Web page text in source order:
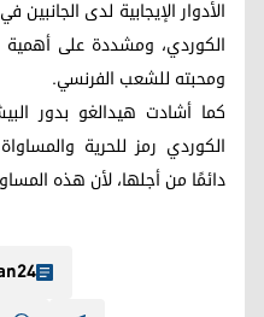
الأدوار الإيجابية لدى
الكوردي، ومشددة على
ومحبته للشعب الفرنسي.
كما أشادت هيدالغو بدور
الكوردي رمز للحرية
دائمًا من أجلها، لأن هذه